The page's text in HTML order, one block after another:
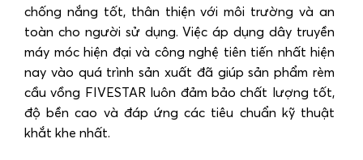
chống nắng tốt, thân thiện với môi trường và an
toàn cho người sử dụng. Việc áp dụng dây truyền
máy móc hiện đại và công nghệ tiên tiến nhất hiện
nay vào quá trình sản xuất đã giúp sản phẩm rèm
cầu vồng FIVESTAR luôn đảm bảo chất lượng tốt,
độ bền cao và đáp ứng các tiêu chuẩn kỹ thuật
khắt khe nhất.